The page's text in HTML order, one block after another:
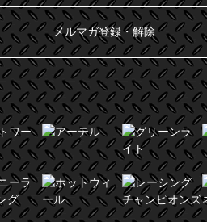
メルマガ登録・解除